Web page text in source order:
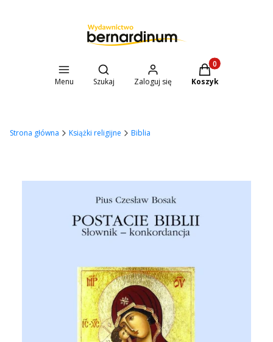
Menu
Otwórz wyszukiwarkę
Szukaj Zaloguj się
Produkty w
Koszyk
Strona główna Książki religijne Biblia